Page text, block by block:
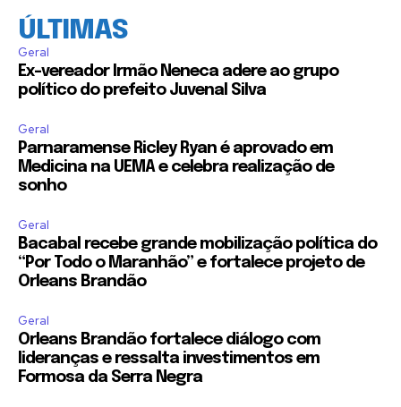
ÚLTIMAS
Geral
Ex-vereador Irmão Neneca adere ao grupo
político do prefeito Juvenal Silva
Geral
Parnaramense Ricley Ryan é aprovado em
Medicina na UEMA e celebra realização de
sonho
Geral
Bacabal recebe grande mobilização política do
“Por Todo o Maranhão” e fortalece projeto de
Orleans Brandão
Geral
Orleans Brandão fortalece diálogo com
lideranças e ressalta investimentos em
Formosa da Serra Negra